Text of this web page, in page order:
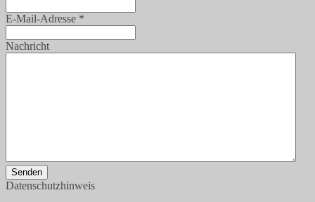
E-Mail-Adresse *
Nachricht
Senden
Datenschutzhinweis